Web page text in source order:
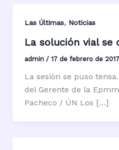
Las Últimas, Noticias
La solución vial se
admin / 17 de febrero de 2017
La sesión se puso tensa.
del Gerente de la
Pacheco / ÚN Los […]